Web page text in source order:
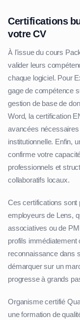
Certifications
votre CV
À l'issue du cours
valider leurs
chaque logiciel. Pour
gage de compétence
gestion de base de
Word, la certification
avancées
institutionnelle. Enfin,
confirme votre
professionnels et
collaboratifs locaux.
Ces certifications sont
employeurs de Lens,
associatives ou de
profils immédiatement
reconnaissance dans
démarquer sur un
progresse à grands
Organisme certifié
une formation de